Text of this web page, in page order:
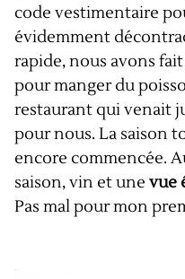
code vestimentaire
évidemment
rapide, nous avons
pour manger du
restaurant qui venait
pour nous. La saison
encore commencée.
saison, vin et une vue
Pas mal pour mon